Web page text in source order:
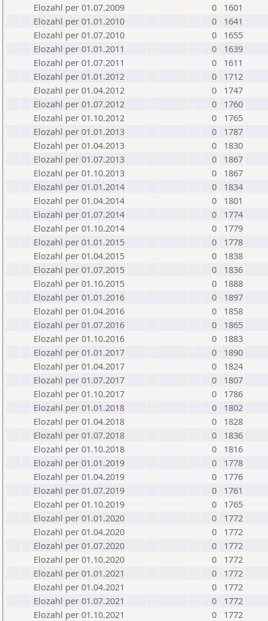
Elozahl per 01.07.2009
0
1601
Elozahl per 01.01.2010
0
1641
Elozahl per 01.07.2010
0
1655
Elozahl per 01.01.2011
0
1639
Elozahl per 01.07.2011
0
1611
Elozahl per 01.01.2012
0
1712
Elozahl per 01.04.2012
0
1747
Elozahl per 01.07.2012
0
1760
Elozahl per 01.10.2012
0
1765
Elozahl per 01.01.2013
0
1787
Elozahl per 01.04.2013
0
1830
Elozahl per 01.07.2013
0
1867
Elozahl per 01.10.2013
0
1867
Elozahl per 01.01.2014
0
1834
Elozahl per 01.04.2014
0
1801
Elozahl per 01.07.2014
0
1774
Elozahl per 01.10.2014
0
1779
Elozahl per 01.01.2015
0
1778
Elozahl per 01.04.2015
0
1838
Elozahl per 01.07.2015
0
1836
Elozahl per 01.10.2015
0
1888
Elozahl per 01.01.2016
0
1897
Elozahl per 01.04.2016
0
1858
Elozahl per 01.07.2016
0
1865
Elozahl per 01.10.2016
0
1883
Elozahl per 01.01.2017
0
1890
Elozahl per 01.04.2017
0
1824
Elozahl per 01.07.2017
0
1807
Elozahl per 01.10.2017
0
1786
Elozahl per 01.01.2018
0
1802
Elozahl per 01.04.2018
0
1828
Elozahl per 01.07.2018
0
1836
Elozahl per 01.10.2018
0
1816
Elozahl per 01.01.2019
0
1778
Elozahl per 01.04.2019
0
1776
Elozahl per 01.07.2019
0
1761
Elozahl per 01.10.2019
0
1765
Elozahl per 01.01.2020
0
1772
Elozahl per 01.04.2020
0
1772
Elozahl per 01.07.2020
0
1772
Elozahl per 01.10.2020
0
1772
Elozahl per 01.01.2021
0
1772
Elozahl per 01.04.2021
0
1772
Elozahl per 01.07.2021
0
1772
Elozahl per 01.10.2021
0
1772